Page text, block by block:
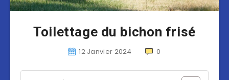
Toilettage du bichon frisé
12 Janvier 2024 0